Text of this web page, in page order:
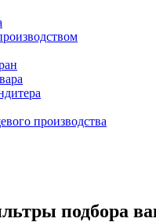
производства
подбора